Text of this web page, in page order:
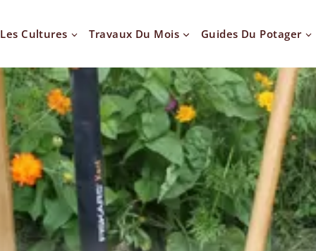
Les Cultures Travaux Du Mois Guides Du Potager